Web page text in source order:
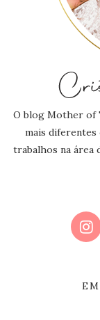
O blog Mother of
mais diferentes
trabalhos na área